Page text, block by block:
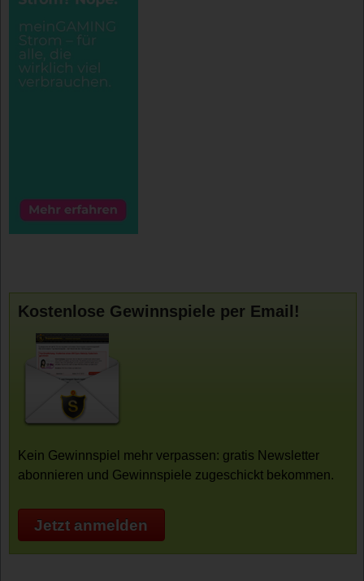
Kostenlose Gewinnspiele per Email!
Kein Gewinnspiel mehr verpassen: gratis Newsletter
abonnieren und Gewinnspiele zugeschickt bekommen.
Jetzt anmelden